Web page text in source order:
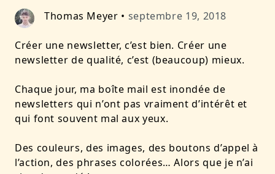
Thomas Meyer • septembre 19, 2018
Créer une newsletter, c’est bien. Créer une
newsletter de qualité, c’est (beaucoup) mieux.
Chaque jour, ma boîte mail est inondée de
newsletters qui n’ont pas vraiment d’intérêt et
qui font souvent mal aux yeux.
Des couleurs, des images, des boutons d’appel à
l’action, des phrases colorées… Alors que je n’ai